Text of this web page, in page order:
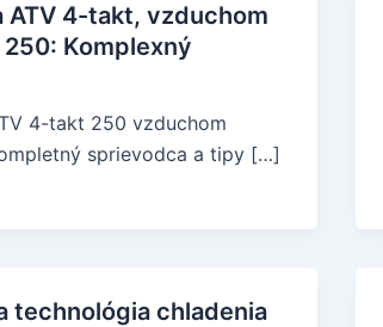
ATV 4-takt, vzduchom
Komplexný
4-takt 250 vzduchom
sprievodca a tipy […]
technológia chladenia